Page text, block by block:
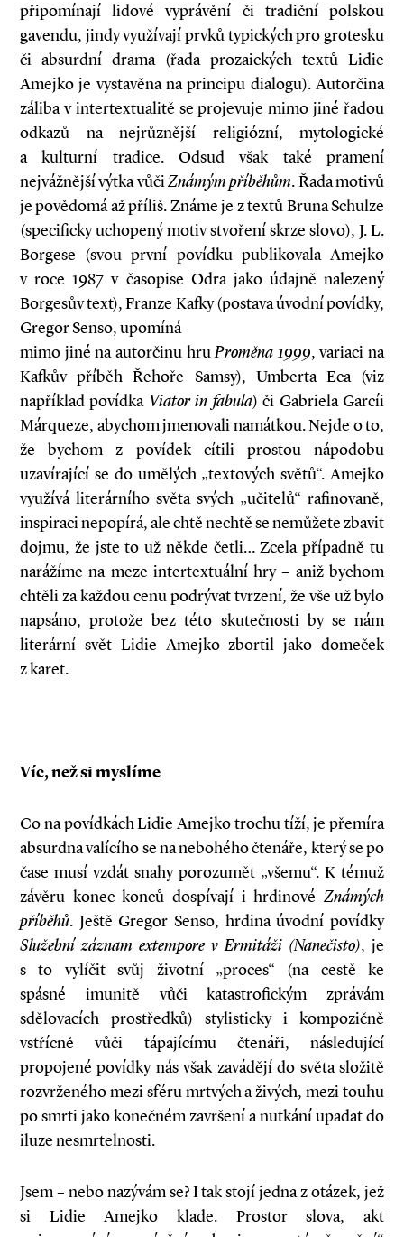
připomínají lidové vyprávění či tradiční polskou
gavendu, jindy využívají prvků typických pro grotesku
či absurdní drama (řada prozaických textů Lidie
Amejko je vystavěna na principu dialogu). Autorčina
záliba v intertextualitě se projevuje mimo jiné řadou
odkazů na nejrůznější religiózní, mytologické
a kulturní tradice. Odsud však také pramení
nejvážnější výtka vůčiZnámým příběhům. Řada motivů
je povědomá až příliš. Známe je z textů Bruna Schulze
(specificky uchopený motiv stvoření skrze slovo), J. L.
Borgese (svou první povídku publikovala Amejko
v roce 1987 v časopise Odra jako údajně nalezený
Borgesův text), Franze Kafky (postava úvodní povídky,
Gregor Senso, upomíná
mimo jiné na autorčinu hruProměna 1999, variaci na
Kafkův příběh Řehoře Samsy), Umberta Eca (viz
například povídka Viator in fabula) či Gabriela Garcíi
Márqueze, abychom jmenovali namátkou. Nejde o to,
že bychom z povídek cítili prostou nápodobu
uzavírající se do umělých „textových světů“. Amejko
využívá literárního světa svých „učitelů“ rafinovaně,
inspiraci nepopírá, ale chtě nechtě se nemůžete zbavit
dojmu, že jste to už někde četli… Zcela případně tu
narážíme na meze intertextuální hry – aniž bychom
chtěli za každou cenu podrývat tvrzení, že vše už bylo
napsáno, protože bez této skutečnosti by se nám
literární svět Lidie Amejko zbortil jako domeček
z karet.
Víc, než si myslíme
Co na povídkách Lidie Amejko trochu tíží, je přemíra
absurdna valícího se na nebohého čtenáře, který se po
čase musí vzdát snahy porozumět „všemu“. K témuž
závěru konec konců dospívají i hrdinové Známých
příběhů. Ještě Gregor Senso, hrdina úvodní povídky
Služební záznam extempore v Ermitáži (Nanečisto), je
s to vylíčit svůj životní „proces“ (na cestě ke
spásné imunitě vůči katastrofickým zprávám
sdělovacích prostředků) stylisticky i kompozičně
vstřícně vůči tápajícímu čtenáři, následující
propojené povídky nás však zavádějí do světa složitě
rozvrženého mezi sféru mrtvých a živých, mezi touhu
po smrti jako konečném završení a nutkání upadat do
iluze nesmrtelnosti.
Jsem – nebo nazývám se? I tak stojí jedna z otázek, jež
si Lidie Amejko klade. Prostor slova, akt